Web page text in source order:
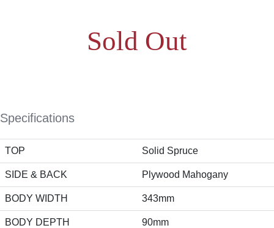
Sold Out
Specifications
TOP Solid Spruce
SIDE & BACK Plywood Mahogany
BODY WIDTH 343mm
BODY DEPTH 90mm